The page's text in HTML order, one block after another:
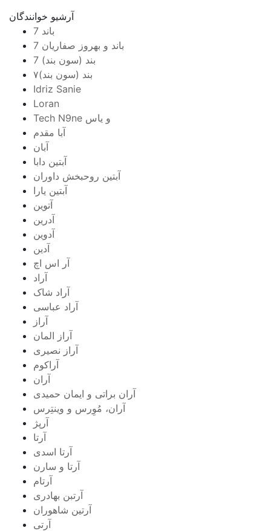
آرشیو خوانندگان
7 باند
7 باند و بهروز صفاریان
7 بند (سون بند)
۷بند (سون بند)
Idriz Sanie
Loran
Tech N9ne و یاس
آبا مقدم
آبان
آبتین دابا
آبتین روحبخش داوران
آبتین یارا
آتوین
آدرین
آدوین
آدین
آر اس اچ
آراد
آراد شاک
آراد عباسی
آراز
آراز المان
آراز نصیری
آراکوم
آران
آران براتی و ایمان حمیدی
آران، مُوِرس و وینتِرس
آرپژ
آرتا
آرتا اسدی
آرتا و سارن
آرتام
آرتبن بهادری
آرتين شاهوران
آرتی